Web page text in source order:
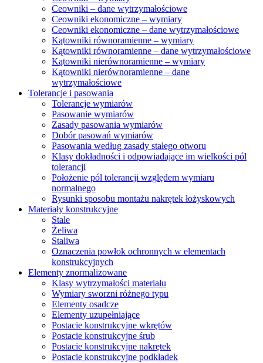
Ceowniki – dane wytrzymałościowe
Ceowniki ekonomiczne – wymiary
Ceowniki ekonomiczne – dane wytrzymałościowe
Kątowniki równoramienne – wymiary
Kątowniki równoramienne – dane wytrzymałościowe
Kątowniki nierównoramienne – wymiary
Kątowniki nierównoramienne – dane
wytrzymałościowe
Tolerancje i pasowania
Tolerancje wymiarów
Pasowanie wymiarów
Zasady pasowania wymiarów
Dobór pasowań wymiarów
Pasowania według zasady stałego otworu
Klasy dokładności i odpowiadające im wielkości pól
tolerancji
Położenie pól tolerancji względem wymiaru
normalnego
Rysunki sposobu montażu nakrętek łożyskowych
Materiały konstrukcyjne
Stale
Żeliwa
Staliwa
Oznaczenia powłok ochronnych w elementach
konstrukcyjnych
Elementy znormalizowane
Klasy wytrzymałości materiału
Wymiary sworzni różnego typu
Elementy osadcze
Elementy uzupełniające
Postacie konstrukcyjne wkrętów
Postacie konstrukcyjne śrub
Postacie konstrukcyjne nakrętek
Postacie konstrukcyjne podkładek